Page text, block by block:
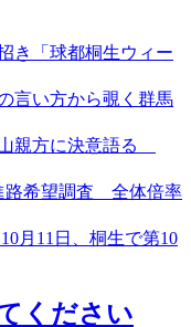
き「球都桐生ウィー
言い方から覗く群馬
親方に決意語る
路希望調査 全体倍率
月11日、桐生で第10